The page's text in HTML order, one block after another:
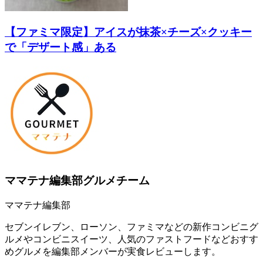
【ファミマ限定】アイスが抹茶×チーズ×クッキー
で「デザート感」ある
ママテナ編集部グルメチーム
ママテナ編集部
セブンイレブン、ローソン、ファミマなどの新作コンビニグ
ルメやコンビニスイーツ、人気のファストフードなどおすす
めグルメを編集部メンバーが実食レビューします。